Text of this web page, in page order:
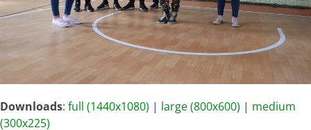
Downloads: full (1440x1080) | large (800x600) | medium
(300x225)